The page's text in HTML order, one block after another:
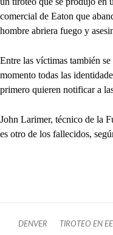
comercial de Eaton que
hombre abriera fuego y
Entre las víctimas también
momento todas las
primero quieren notificar a
John Larimer, técnico de la
es otro de los fallecidos,
DENVER TIROTEO EN